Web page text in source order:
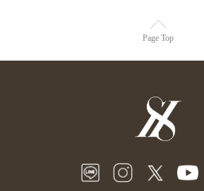
Page Top